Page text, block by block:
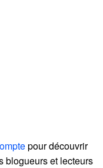
pour découvrir
blogueurs et lecteurs